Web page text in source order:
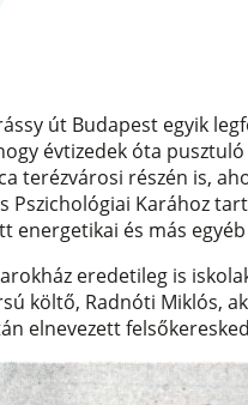
út Budapest egyik
évtizedek óta
terézvárosi részén is,
Pszichológiai Karához
energetikai és más
eredetileg is
költő, Radnóti Miklós,
elnevezett